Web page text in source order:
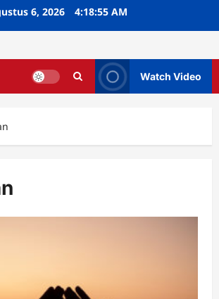
6, 2026 4:18:56 AM
Watch Video